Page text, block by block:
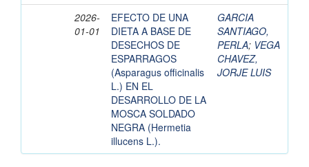
2026-
01-01
EFECTO DE UNA
DIETA A BASE DE
DESECHOS DE
ESPARRAGOS
(Asparagus officinalis
L.) EN EL
DESARROLLO DE LA
MOSCA SOLDADO
NEGRA (Hermetia
illucens L.).
GARCIA
SANTIAGO,
PERLA; VEGA
CHAVEZ,
JORJE LUIS